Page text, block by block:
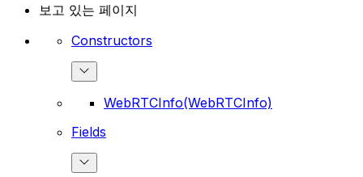
보고 있는 페이지
Constructors
WebRTCInfo(WebRTCInfo)
Fields